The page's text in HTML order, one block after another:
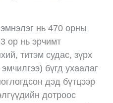
нь 470 орны
ор нь эрчимт
титэм судас, зүрх
бүгд ухаалаг
дэд бүтцээр
дотроос